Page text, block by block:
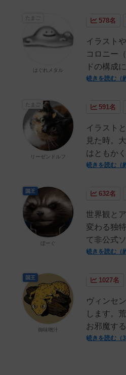
578名
イラスト
コロニー
ドの構成
続きを読む（
はぐれメタル
591名
イラスト
見た時。
はともか
続きを読む（
リーゼンドルフ
632名
世界観と
変わる独
て非公式
続きを読む（
国王
ぼーぐ
1027名
ヴィンセ
します。
お邪魔す
続きを読む（3
国王
御味噌汁